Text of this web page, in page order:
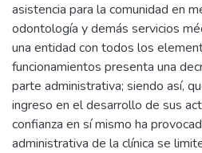
asistencia para la comunidad en
odontología y demás servicios
una entidad con todos los
funcionamientos presenta una
parte administrativa; siendo así,
ingreso en el desarrollo de sus
confianza en sí mismo ha
administrativa de la clínica se